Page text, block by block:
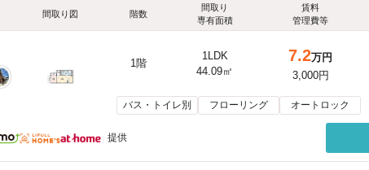
間取り図 階数
間取り
専有面積
賃料
管理費等
1階
1LDK
44.09㎡
7.2万円
3,000円
バス・トイレ別 フローリング オートロック
提供